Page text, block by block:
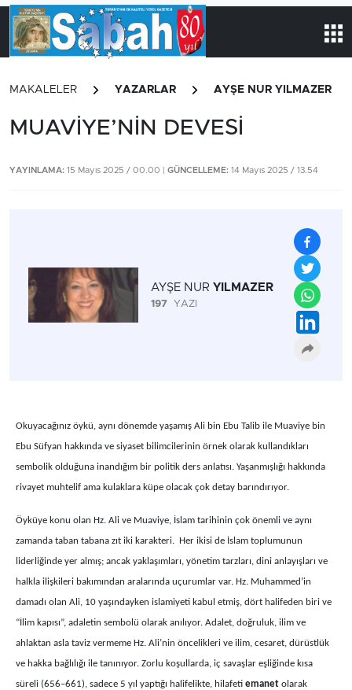
MAKALELER YAZARLAR AYŞE NUR YILMAZER
MUAVİYE’NİN DEVESİ
YAYINLAMA: 15 Mayıs 2025 / 00.00 | GÜNCELLEME: 14 Mayıs 2025 / 13.54
AYŞE NUR YILMAZER
197 YAZI
Okuyacağınız öykü, aynı dönemde yaşamış Ali bin Ebu Talib ile Muaviye bin
Ebu Süfyan hakkında ve siyaset bilimcilerinin örnek olarak kullandıkları
sembolik olduğuna inandığım bir politik ders anlatısı. Yaşanmışlığı hakkında
rivayet muhtelif ama kulaklara küpe olacak çok detay barındırıyor.
Öyküye konu olan Hz. Ali ve Muaviye, İslam tarihinin çok önemli ve aynı
zamanda taban tabana zıt iki karakteri. Her ikisi de İslam toplumunun
liderliğinde yer almış; ancak yaklaşımları, yönetim tarzları, dini anlayışları ve
halkla ilişkileri bakımından aralarında uçurumlar var. Hz. Muhammed’in
damadı olan Ali, 10 yaşındayken islamiyeti kabul etmiş, dört halifeden biri ve
“İlim kapısı”, adaletin sembolü olarak anılıyor. Adalet, doğruluk, ilim ve
ahlaktan asla taviz vermeme Hz. Ali’nin öncelikleri ve ilim, cesaret, dürüstlük
ve hakka bağlılığı ile tanınıyor. Zorlu koşullarda, iç savaşlar eşliğinde kısa
süreli (656–661), sadece 5 yıl yaptığı halifelikte, hilafeti emanet olarak